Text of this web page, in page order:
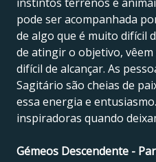
pode ser acompanhada
de algo que é muito difícil
de atingir o objetivo, vêem
difícil de alcançar. As
Sagitário são cheias de
essa energia e
inspiradoras quando
Gémeos Descendente -